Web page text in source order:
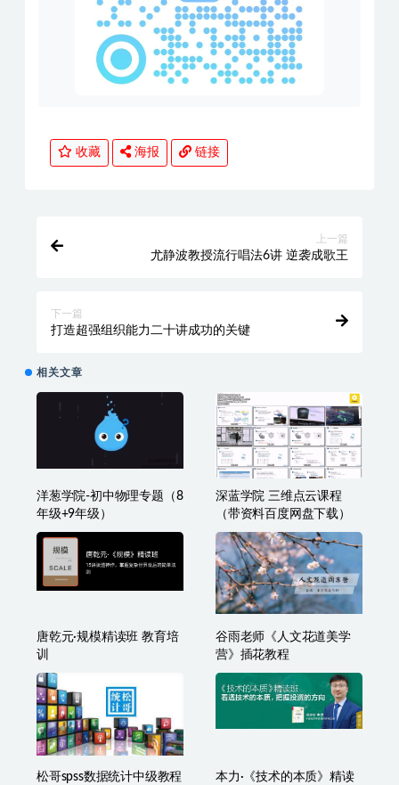
收藏 海报 链接
上一篇
尤静波教授流行唱法6讲 逆袭成歌王
下一篇
打造超强组织能力二十讲成功的关键
相关文章
洋葱学院-初中物理专题（8
年级+9年级）
深蓝学院 三维点云课程
（带资料百度网盘下载）
唐乾元·规模精读班 教育培
训
谷雨老师《人文花道美学
营》插花教程
松哥spss数据统计中级教程
本力·《技术的本质》精读